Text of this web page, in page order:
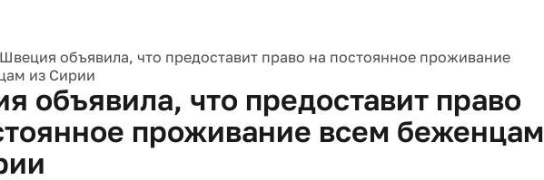
Швеция объявила, что предоставит право на постоянное проживание
из Сирии
объявила, что предоставит право
проживание всем беженцам